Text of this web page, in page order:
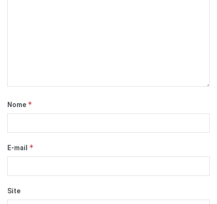
Nome *
E-mail *
Site